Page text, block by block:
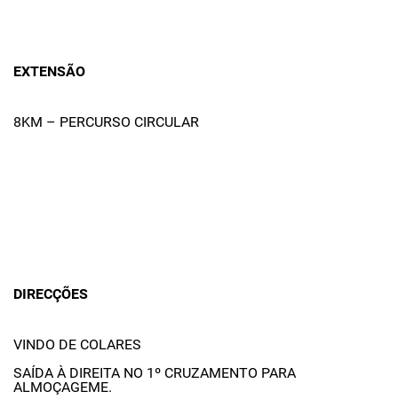
EXTENSÃO
8KM – PERCURSO CIRCULAR
DIRECÇÕES
VINDO DE COLARES
SAÍDA À DIREITA NO 1º CRUZAMENTO PARA
ALMOÇAGEME.